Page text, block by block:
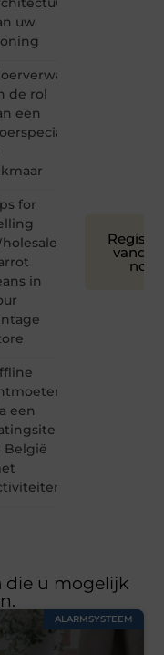
uw
de rol
een
for
in
een
België
nog
die u mogelijk
ALARMSYSTEEM